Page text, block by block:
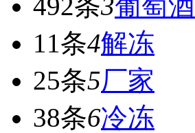
11条4解冻
25条5厂家
38条6冷冻